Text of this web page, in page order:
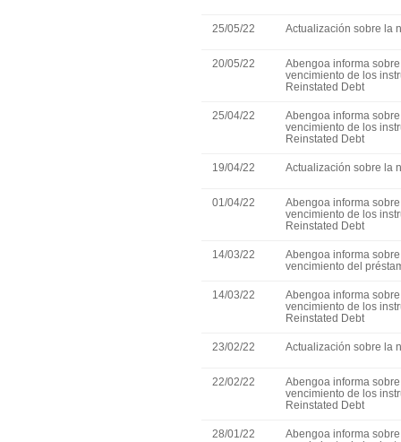
25/05/22 Actualización sobre la
20/05/22
Abengoa informa
vencimiento de los
Reinstated Debt
25/04/22
Abengoa informa
vencimiento de los
Reinstated Debt
19/04/22 Actualización sobre la
01/04/22
Abengoa informa
vencimiento de los
Reinstated Debt
14/03/22
Abengoa informa
vencimiento del
14/03/22
Abengoa informa
vencimiento de los
Reinstated Debt
23/02/22 Actualización sobre la
22/02/22
Abengoa informa
vencimiento de los
Reinstated Debt
28/01/22
Abengoa informa